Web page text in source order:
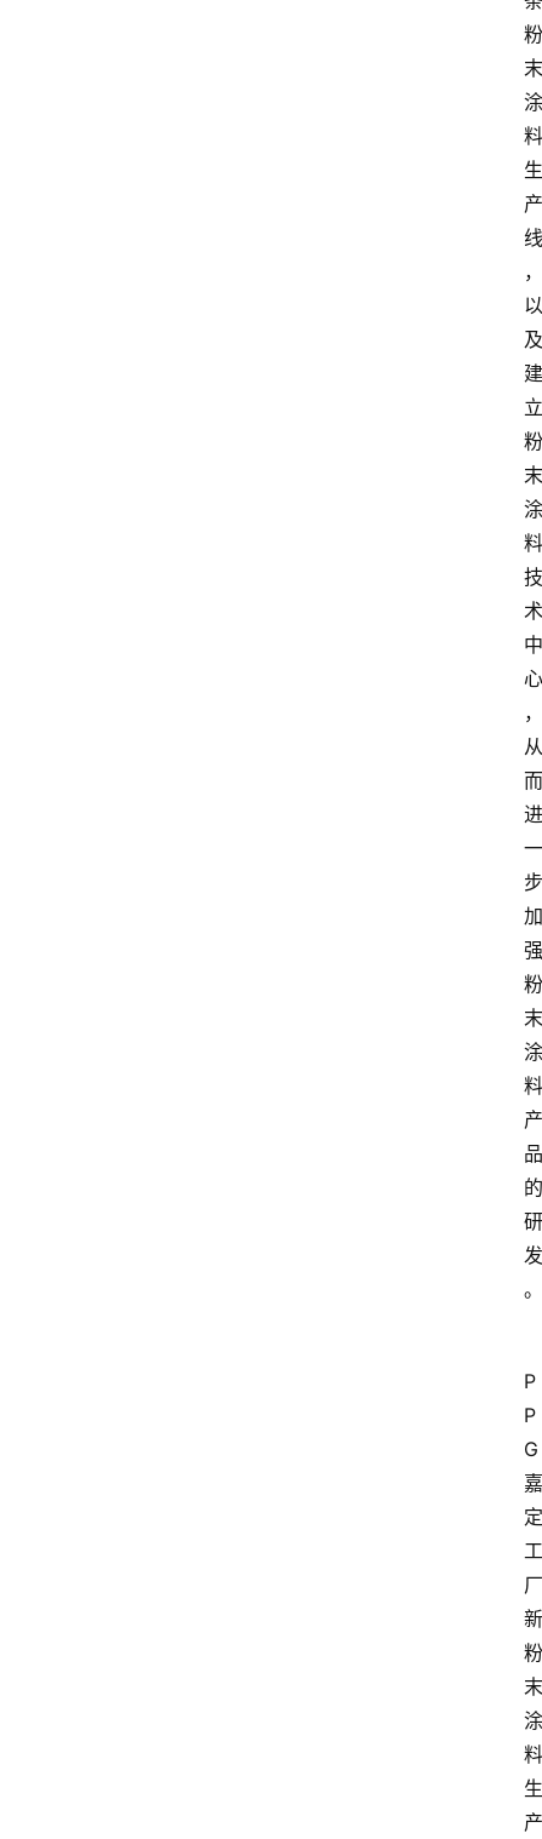
粉
末
涂
料
生
产
线
，
以
及
建
立
粉
末
涂
料
技
术
中
心
，
从
而
进
一
步
加
强
粉
末
涂
料
产
品
的
研
发
。
P
P
G
嘉
定
工
厂
新
粉
末
涂
料
生
产